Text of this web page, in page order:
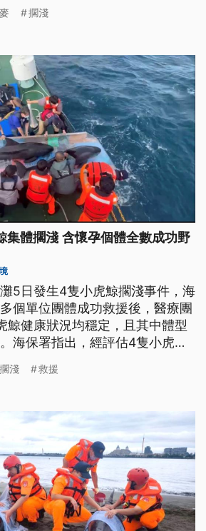
擱淺
集體擱淺 含懷孕個體全數成功野
5日發生4隻小虎鯨擱淺事件，海
個單位團體成功救援後，醫療團
鯨健康狀況均穩定，且其中體型
海保署指出，經評估4隻小虎鯨
擱淺 救援